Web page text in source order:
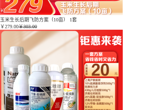
玉米生长后期飞防方案（10亩） 1套
￥279.00￥303.00